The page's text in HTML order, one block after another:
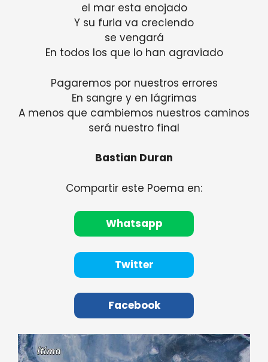
el mar esta enojado
Y su furia va creciendo
se vengará
En todos los que lo han agraviado
Pagaremos por nuestros errores
En sangre y en lágrimas
A menos que cambiemos nuestros caminos
será nuestro final
Bastian Duran
Compartir este Poema en:
Whatsapp
Twitter
Facebook